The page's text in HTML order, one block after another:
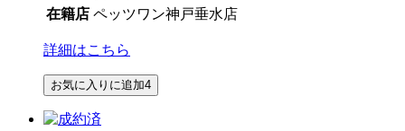
在籍店 ペッツワン神戸垂水店
詳細はこちら
お気に入りに追加4